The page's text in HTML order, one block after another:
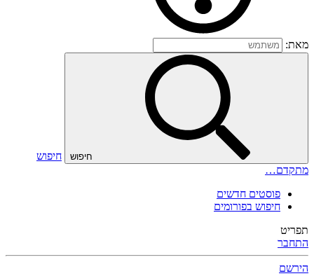
מאת:
חיפוש
חיפוש
מתקדם…
פוסטים חדשים
חיפוש בפורומים
תפריט
התחבר
הירשם